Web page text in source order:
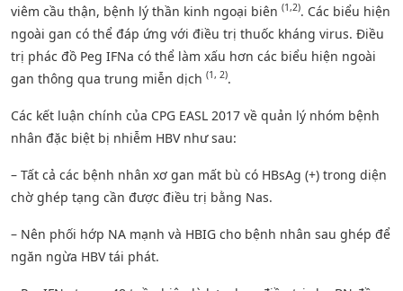
viêm cầu thận, bệnh lý thần kinh ngoại biên (1,2). Các biểu hiện
ngoài gan có thể đáp ứng với điều trị thuốc kháng virus. Điều
trị phác đồ Peg IFNa có thể làm xấu hơn các biểu hiện ngoài
gan thông qua trung miễn dịch (1, 2).
Các kết luận chính của CPG EASL 2017 về quản lý nhóm bệnh
nhân đặc biệt bị nhiễm HBV như sau:
– Tất cả các bệnh nhân xơ gan mất bù có HBsAg (+) trong diện
chờ ghép tạng cần được điều trị bằng Nas.
– Nên phối hớp NA mạnh và HBIG cho bệnh nhân sau ghép để
ngăn ngừa HBV tái phát.